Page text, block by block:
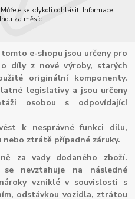
se kdykoli odhlásit. Informace
za měsíc.
e-shopu jsou určeny pro
díly z nové výroby, starých
originální komponenty.
legislativy a jsou určeny
osobou s odpovídající
k nesprávné funkci dílu,
ztrátě případné záruky.
za vady dodaného zboží.
se nevztahuje na následné
vzniklé v souvislosti s
odstávkou vozidla, ztrátou